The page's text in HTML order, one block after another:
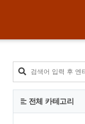
전체 카테고리